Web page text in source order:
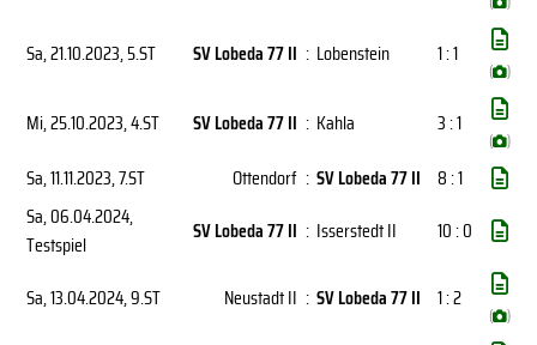
Sa, 21.10.2023, 5.ST SV Lobeda 77 II : Lobenstein 1 : 1
( )
Mi, 25.10.2023, 4.ST SV Lobeda 77 II : Kahla 3 : 1
( )
Sa, 11.11.2023, 7.ST Ottendorf : SV Lobeda 77 II 8 : 1
Sa, 06.04.2024,
Testspiel
SV Lobeda 77 II : Isserstedt II 10 : 0
Sa, 13.04.2024, 9.ST Neustadt II : SV Lobeda 77 II 1 : 2
( )